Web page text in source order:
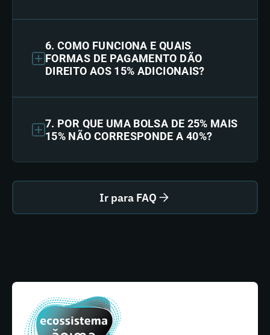
6. COMO FUNCIONA E QUAIS
FORMAS DE PAGAMENTO DÃO
DIREITO AOS 15% ADICIONAIS?
7. POR QUE UMA BOLSA DE 25% MAIS
15% NÃO CORRESPONDE A 40%?
Ir para FAQ